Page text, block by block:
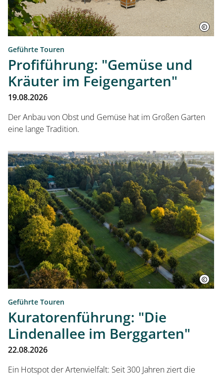
Geführte Touren
Profiführung: "Gemüse und
Kräuter im Feigengarten"
19.08.2026
Der Anbau von Obst und Gemüse hat im Großen Garten
eine lange Tradition.
Geführte Touren
Kuratorenführung: "Die
Lindenallee im Berggarten"
22.08.2026
Ein Hotspot der Artenvielfalt: Seit 300 Jahren ziert die